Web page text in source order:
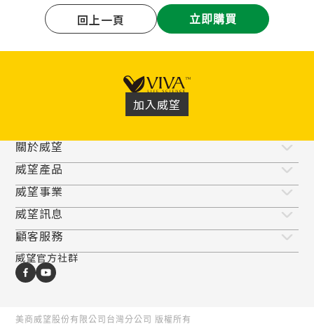
立即購買
關於威望
威望產品
威望事業
威望訊息
顧客服務
加入威望
威望官方社群
美商威望股份有限公司台灣分公司 版權所有